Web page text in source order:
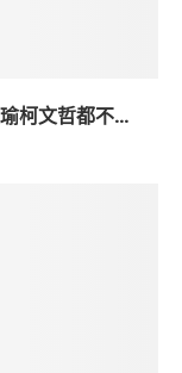
柯文哲都不...